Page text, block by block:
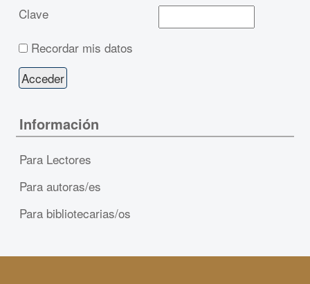
Clave
Recordar mis datos
Información
Para Lectores
Para autoras/es
Para bibliotecarias/os